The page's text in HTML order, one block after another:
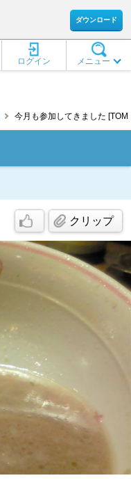
ダウンロード
メニュー
ログイン
今月も参加してきました
クリップ